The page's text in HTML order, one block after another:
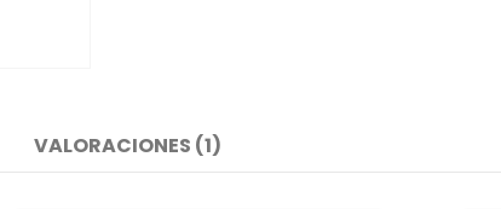
VALORACIONES (1)